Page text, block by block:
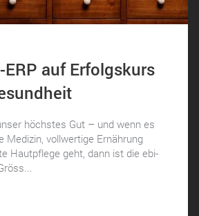
auf Erfolgskurs
höchstes Gut – und wenn es
Medizin, vollwertige Ernährung
Hautpflege geht, dann ist die ebi-